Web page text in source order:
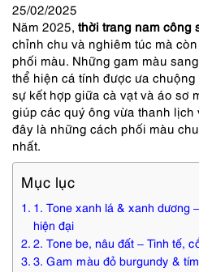
25/02/2025
Năm 2025, thời trang nam công
chỉnh chu và nghiêm túc mà
phối màu. Những gam màu
thể hiện cá tính được ưa
sự kết hợp giữa cà vạt và áo sơ
giúp các quý ông vừa thanh
đây là những cách phối màu
nhất.
Mục lục
1. Tone xanh lá & xanh dương
hiện đại
2. Tone be, nâu đất – Tinh tế,
3. Gam màu đỏ burgundy &